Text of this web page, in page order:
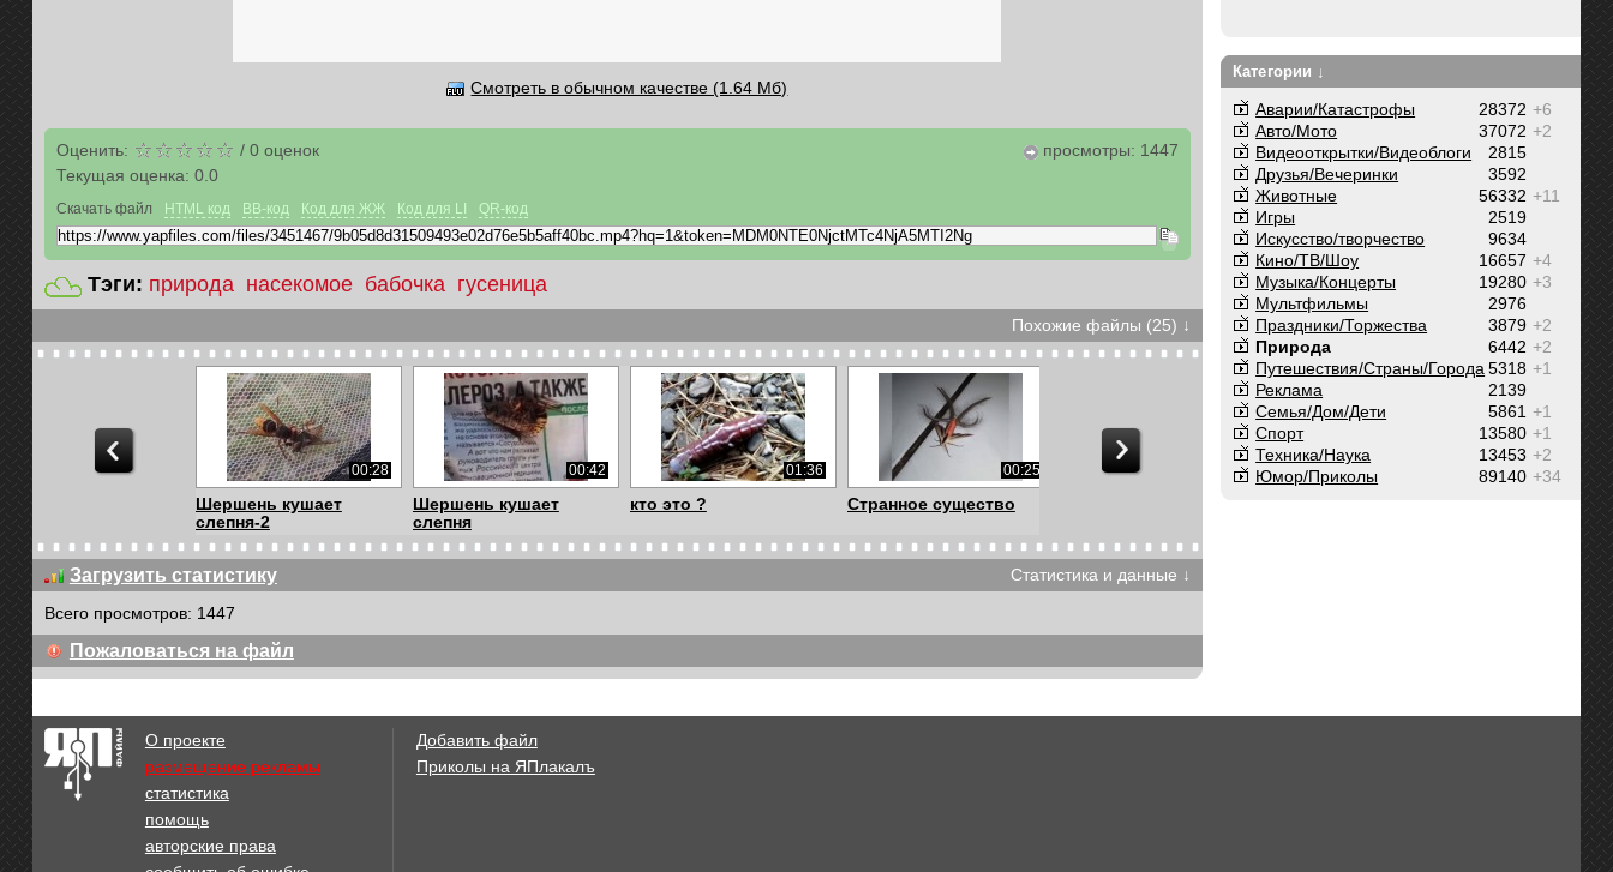
Смотреть в обычном качестве (1.64 Мб)
Оценить: / 0оценок
Текущая оценка: 0.0
просмотры: 1447
Скачать файл HTML код BB-код Код для ЖЖ Код для LI QR-код
Тэги: природа насекомое бабочка гусеница
Похожие файлы (25) ↓
00:28
Шершень кушает
слепня-2
00:42
Шершень кушает
слепня
01:36
кто это ?
00:25
Странное существо
01:16
Дачная история!
01:47
Живот прихватило! /
00:53
Дельфины играют
00:22
Жук-олень на шортах
Dacelo
Загрузить статистику
Статистика и данные ↓
Всего просмотров: 1447
Пожаловаться на файл
Категории ↓
+6
28372
Аварии/Катастрофы
+2
37072
Авто/Мото
2815
Видеооткрытки/Видеоблоги
3592
Друзья/Вечеринки
+11
56332
Животные
2519
Игры
9634
Искусство/творчество
+4
16657
Кино/ТВ/Шоу
+3
19280
Музыка/Концерты
2976
Мультфильмы
+2
3879
Праздники/Торжества
+2
6442
Природа
+1
5318
Путешествия/Cтраны/Города
2139
Реклама
+1
5861
Семья/Дом/Дети
+1
13580
Спорт
+2
13453
Техника/Наука
+34
89140
Юмор/Приколы
О проекте
размещение рекламы
статистика
помощь
авторские права
Добавить файл
Приколы на ЯПлакалъ